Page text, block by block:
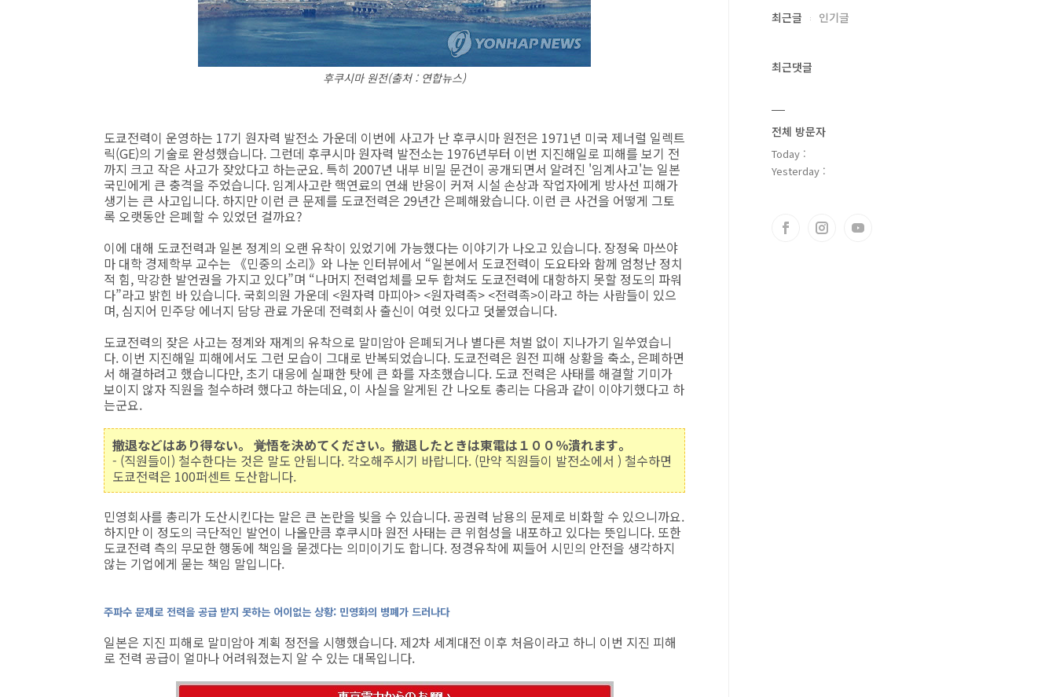
후쿠시마 원전(출처 : 연합뉴스)
도쿄전력이 운영하는 17기 원자력 발전소 가운데 이번에 사고가 난 후쿠시마 원전은 1971년 미국 제너럴 일렉트
릭(GE)의 기술로 완성했습니다. 그런데 후쿠시마 원자력 발전소는 1976년부터 이번 지진해일로 피해를 보기 전
까지 크고 작은 사고가 잦았다고 하는군요. 특히 2007년 내부 비밀 문건이 공개되면서 알려진 '임계사고'는 일본
국민에게 큰 충격을 주었습니다. 임계사고란 핵연료의 연쇄 반응이 커져 시설 손상과 작업자에게 방사선 피해가
생기는 큰 사고입니다. 하지만 이런 큰 문제를 도쿄전력은 29년간 은폐해왔습니다. 이런 큰 사건을 어떻게 그토
록 오랫동안 은폐할 수 있었던 걸까요?
이에 대해 도쿄전력과 일본 정계의 오랜 유착이 있었기에 가능했다는 이야기가 나오고 있습니다. 장정욱 마쓰야
마 대학 경제학부 교수는 《민중의 소리》와 나눈 인터뷰에서 “일본에서 도쿄전력이 도요타와 함께 엄청난 정치
적 힘, 막강한 발언권을 가지고 있다”며 “나머지 전력업체를 모두 합쳐도 도쿄전력에 대항하지 못할 정도의 파워
다”라고 밝힌 바 있습니다. 국회의원 가운데 <원자력 마피아> <원자력족> <전력족>이라고 하는 사람들이 있으
며, 심지어 민주당 에너지 담당 관료 가운데 전력회사 출신이 여럿 있다고 덧붙였습니다.
도쿄전력의 잦은 사고는 정계와 재계의 유착으로 말미암아 은폐되거나 별다른 처벌 없이 지나가기 일쑤였습니
다. 이번 지진해일 피해에서도 그런 모습이 그대로 반복되었습니다. 도쿄전력은 원전 피해 상황을 축소, 은폐하면
서 해결하려고 했습니다만, 초기 대응에 실패한 탓에 큰 화를 자초했습니다. 도쿄 전력은 사태를 해결할 기미가
보이지 않자 직원을 철수하려 했다고 하는데요, 이 사실을 알게된 간 나오토 총리는 다음과 같이 이야기했다고 하
는군요.
撤退などはあり得ない。 覚悟を決めてください。撤退したときは東電は１００％潰れます。
- (직원들이) 철수한다는 것은 말도 안됩니다. 각오해주시기 바랍니다. (만약 직원들이 발전소에서 ) 철수하면
도쿄전력은 100퍼센트 도산합니다.
민영회사를 총리가 도산시킨다는 말은 큰 논란을 빚을 수 있습니다. 공권력 남용의 문제로 비화할 수 있으니까요.
하지만 이 정도의 극단적인 발언이 나올만큼 후쿠시마 원전 사태는 큰 위험성을 내포하고 있다는 뜻입니다. 또한
도쿄전력 측의 무모한 행동에 책임을 묻겠다는 의미이기도 합니다. 정경유착에 찌들어 시민의 안전을 생각하지
않는 기업에게 묻는 책임 말입니다.
주파수 문제로 전력을 공급 받지 못하는 어이없는 상황: 민영화의 병폐가 드러나다
일본은 지진 피해로 말미암아 계획 정전을 시행했습니다. 제2차 세계대전 이후 처음이라고 하니 이번 지진 피해
로 전력 공급이 얼마나 어려워졌는지 알 수 있는 대목입니다.
최근글 인기글
최근댓글
전체 방문자
Today :
Yesterday :